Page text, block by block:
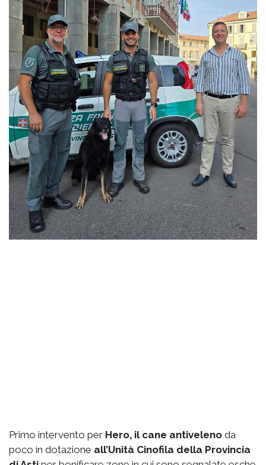
Primo intervento per Hero, il cane antiveleno da
poco in dotazione all’Unità Cinofila della Provincia